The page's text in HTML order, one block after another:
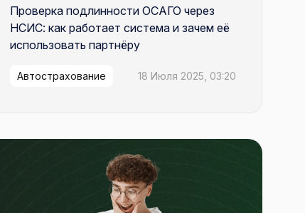
Проверка подлинности ОСАГО через
НСИС: как работает система и зачем её
использовать партнёру
Автострахование 18 Июля 2025, 03:20